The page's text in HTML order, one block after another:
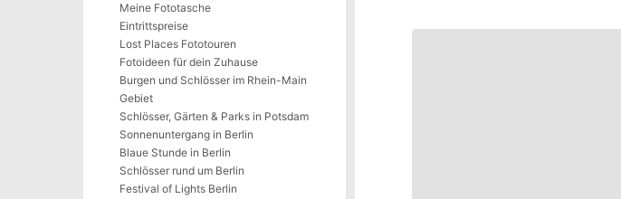
Meine Fototasche
Eintrittspreise
Lost Places Fototouren
Fotoideen für dein Zuhause
Burgen und Schlösser im Rhein-Main
Gebiet
Schlösser, Gärten & Parks in Potsdam
Sonnenuntergang in Berlin
Blaue Stunde in Berlin
Schlösser rund um Berlin
Festival of Lights Berlin